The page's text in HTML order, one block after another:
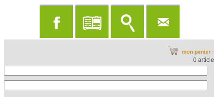
0 article